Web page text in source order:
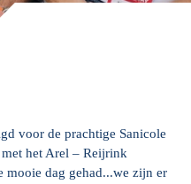
voor de prachtige Sanicole
het Arel – Reijrink
mooie dag gehad...we zijn er